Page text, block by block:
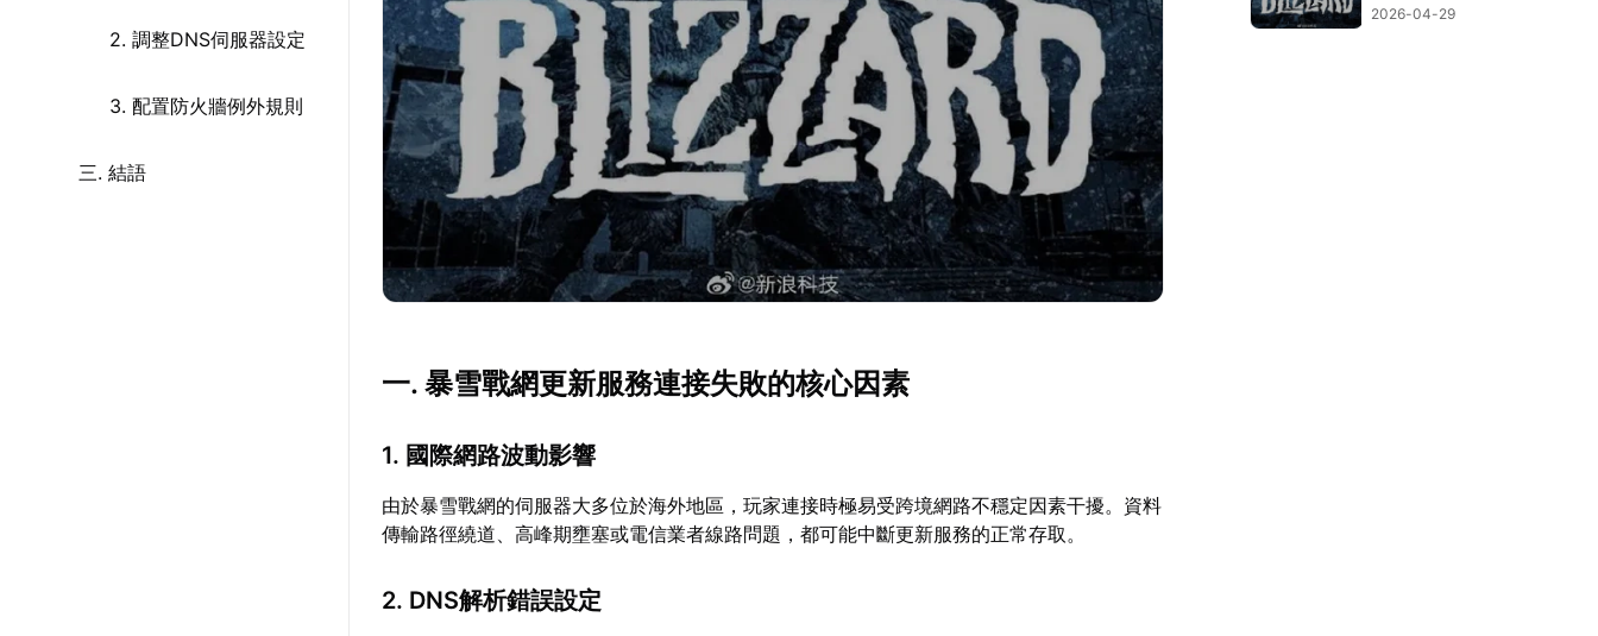
2. 調整DNS伺服器設定
3. 配置防火牆例外規則
三. 結語
一. 暴雪戰網更新服務連接失敗的核心因素
1. 國際網路波動影響
由於暴雪戰網的伺服器大多位於海外地區，玩家連接時極易受跨境網路不穩定因素干擾。資料
傳輸路徑繞道、高峰期壅塞或電信業者線路問題，都可能中斷更新服務的正常存取。
2. DNS解析錯誤設定
解析與UU加速器一
2026-04-29